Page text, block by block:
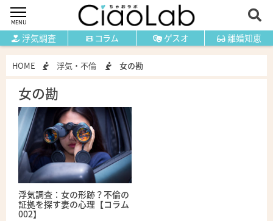
浮気調査 コラム ゲスオ 離婚知恵
MENU
HOME 浮気・不倫 女の勘
女の勘
浮気調査：女の形跡？不倫の
証拠を探す妻の心理【コラム
002】